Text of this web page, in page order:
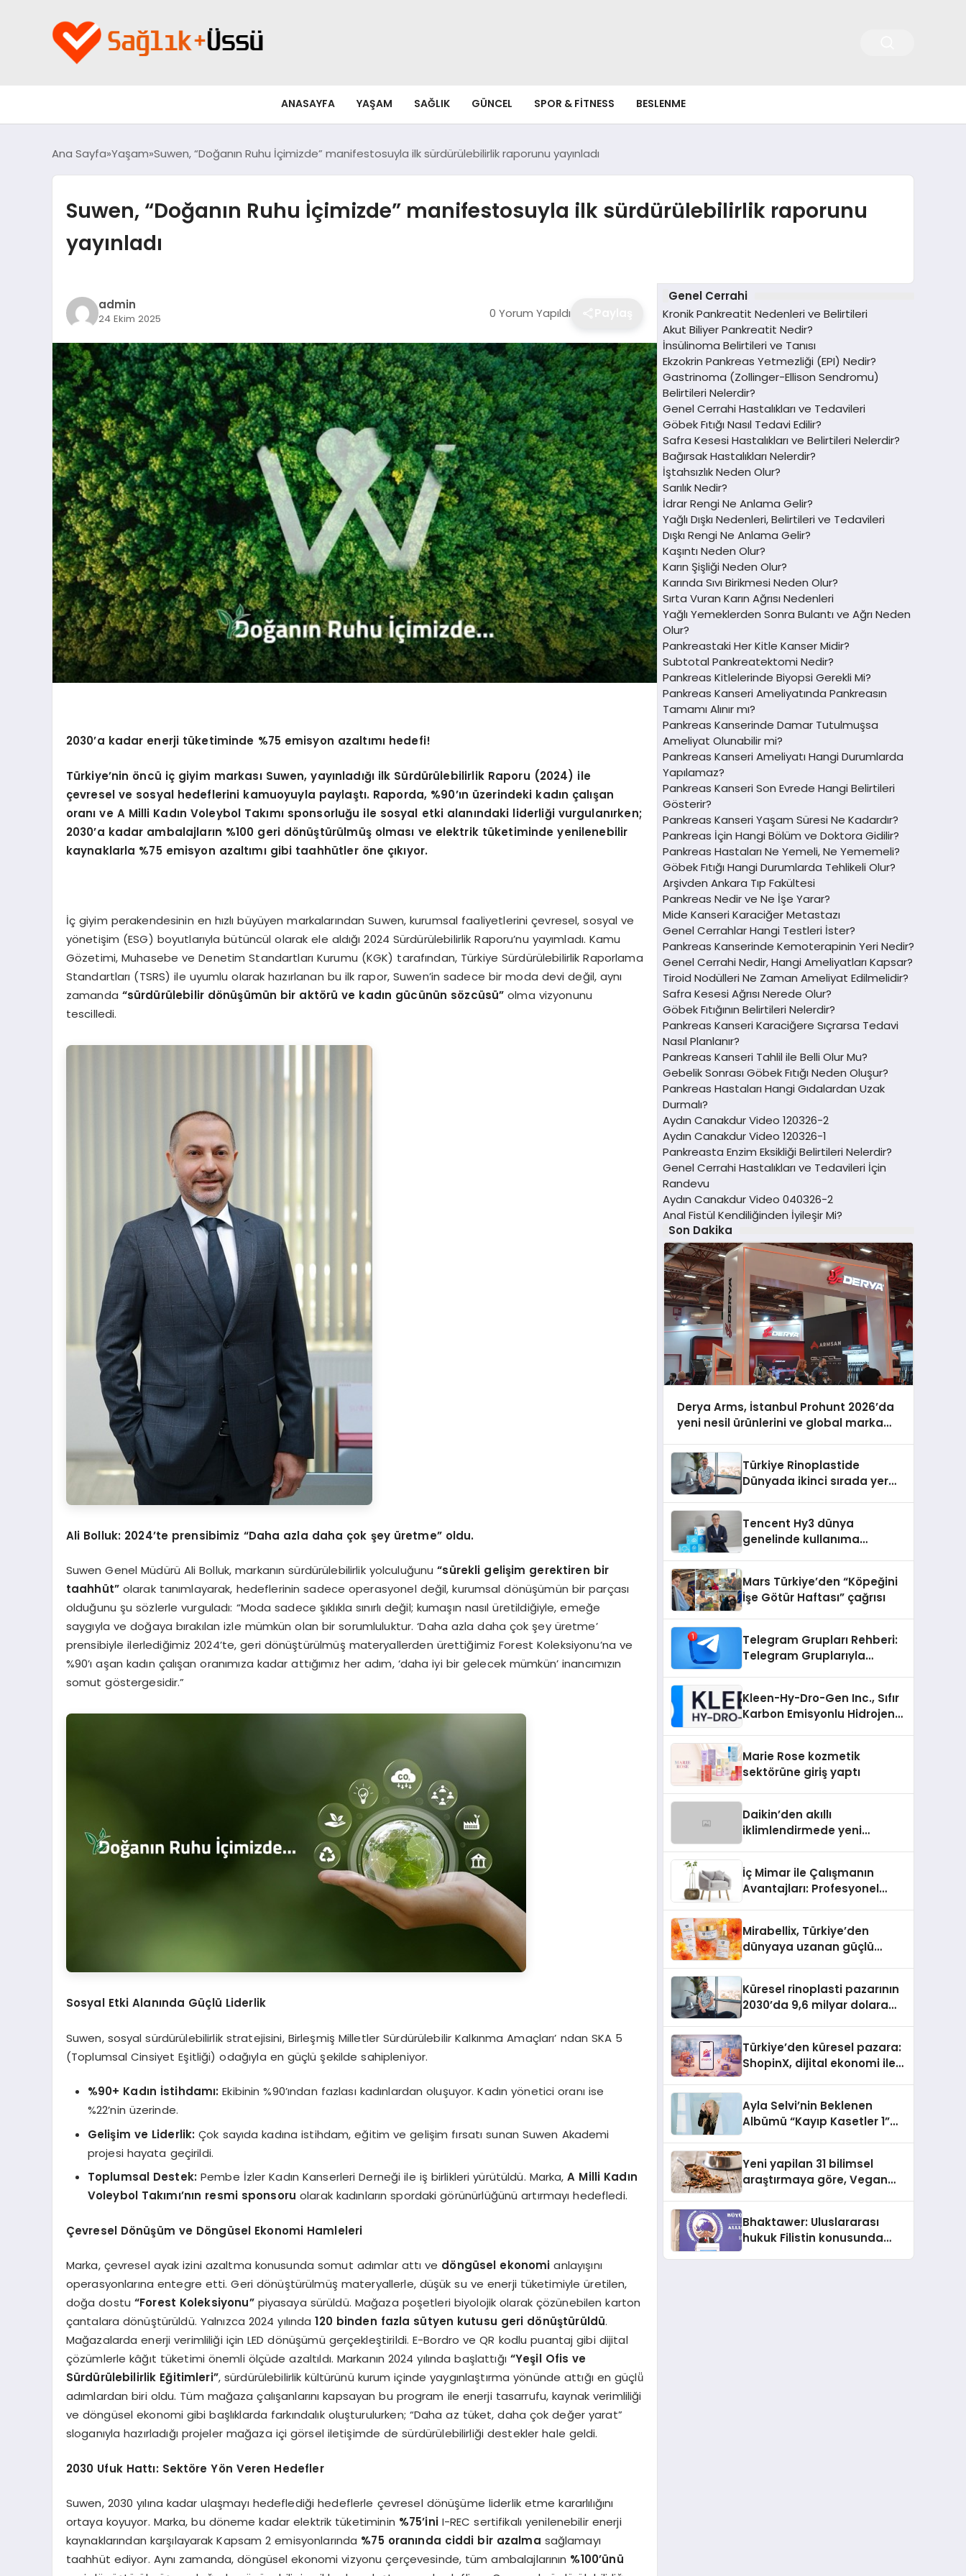
ANASAYFA YAŞAM SAĞLIK GÜNCEL SPOR & FITNESS BESLENME
Ana Sayfa Yaşam Suwen, “Doğanın Ruhu İçimizde” manifestosuyla ilk sürdürülebilirlik raporunu yayınladı
Suwen, “Doğanın Ruhu İçimizde” manifestosuyla ilk sürdürülebilirlik raporunu
yayınladı
admin
24 Ekim 2025 0 Yorum Yapıldı
2030’a kadar enerji tüketiminde %75 emisyon azaltımı hedefi!
Türkiye’nin öncü iç giyim markası Suwen, yayınladığı ilk Sürdürülebilirlik Raporu (2024) ile
çevresel ve sosyal hedeflerini kamuoyuyla paylaştı. Raporda, %90’ın üzerindeki kadın çalışan
oranı ve A Milli Kadın Voleybol Takımı sponsorluğu ile sosyal etki alanındaki liderliği vurgulanırken;
2030’a kadar ambalajların %100 geri dönüştürülmüş olması ve elektrik tüketiminde yenilenebilir
kaynaklarla %75 emisyon azaltımı gibi taahhütler öne çıkıyor.
İç giyim perakendesinin en hızlı büyüyen markalarından Suwen, kurumsal faaliyetlerini çevresel, sosyal ve
yönetişim (ESG) boyutlarıyla bütüncül olarak ele aldığı 2024 Sürdürülebilirlik Raporu’nu yayımladı. Kamu
Gözetimi, Muhasebe ve Denetim Standartları Kurumu (KGK) tarafından, Türkiye Sürdürülebilirlik Raporlama
Standartları (TSRS) ile uyumlu olarak hazırlanan bu ilk rapor, Suwen’in sadece bir moda devi değil, aynı
zamanda “sürdürülebilir dönüşümün bir aktörü ve kadın gücünün sözcüsü” olma vizyonunu
tescilledi.
Ali Bolluk: 2024’te prensibimiz “Daha azla daha çok şey üretme” oldu.
Suwen Genel Müdürü Ali Bolluk, markanın sürdürülebilirlik yolculuğunu“sürekli gelişim gerektiren bir
taahhüt”olarak tanımlayarak, hedeflerinin sadece operasyonel değil, kurumsal dönüşümün bir parçası
olduğunu şu sözlerle vurguladı: “Moda sadece şıklıkla sınırlı değil; kumaşın nasıl üretildiğiyle, emeğe
saygıyla ve doğaya bırakılan izle mümkün olan bir sorumluluktur. ‘Daha azla daha çok şey üretme’
prensibiyle ilerlediğimiz 2024’te, geri dönüştürülmüş materyallerden ürettiğimiz Forest Koleksiyonu’na ve
%90’ı aşan kadın çalışan oranımıza kadar attığımız her adım, ‘daha iyi bir gelecek mümkün’ inancımızın
somut göstergesidir.”
Sosyal Etki Alanında Güçlü Liderlik
Suwen, sosyal sürdürülebilirlik stratejisini, Birleşmiş Milletler Sürdürülebilir Kalkınma Amaçları’ ndan SKA 5
(Toplumsal Cinsiyet Eşitliği) odağıyla en güçlü şekilde sahipleniyor.
%90+ Kadın İstihdamı: Ekibinin %90’ından fazlası kadınlardan oluşuyor. Kadın yönetici oranı ise
%22’nin üzerinde.
Gelişim ve Liderlik: Çok sayıda kadına istihdam, eğitim ve gelişim fırsatı sunan Suwen Akademi
projesi hayata geçirildi.
Toplumsal Destek: Pembe İzler Kadın Kanserleri Derneği ile iş birlikleri yürütüldü. Marka,A Milli Kadın
Voleybol Takımı’nın resmi sponsoru olarak kadınların spordaki görünürlüğünü artırmayı hedefledi.
Çevresel Dönüşüm ve Döngüsel Ekonomi Hamleleri
Marka, çevresel ayak izini azaltma konusunda somut adımlar attı ve döngüsel ekonomi anlayışını
operasyonlarına entegre etti. Geri dönüştürülmüş materyallerle, düşük su ve enerji tüketimiyle üretilen,
doğa dostu “Forest Koleksiyonu”piyasaya sürüldü. Mağaza poşetleri biyolojik olarak çözünebilen karton
çantalara dönüştürüldü. Yalnızca 2024 yılında120 binden fazla sütyen kutusu geri dönüştürüldü.
Mağazalarda enerji verimliliği için LED dönüşümü gerçekleştirildi. E-Bordro ve QR kodlu puantaj gibi dijital
çözümlerle kâğıt tüketimi önemli ölçüde azaltıldı. Markanın 2024 yılında başlattığı “Yeşil Ofis ve
Sürdürülebilirlik Eğitimleri”, sürdürülebilirlik kültürünü kurum içinde yaygınlaştırma yönünde attığı en güçlü̈
adımlardan biri oldu. Tüm mağaza çalışanlarını kapsayan bu program ile enerji tasarrufu, kaynak verimliliği
ve döngüsel ekonomi gibi başlıklarda farkındalık oluşturulurken; “Daha az tüket, daha çok değer yarat”
sloganıyla hazırladığı projeler mağaza içi görsel iletişimde de sürdürülebilirliği destekler hale geldi.
2030 Ufuk Hattı: Sektöre Yön Veren Hedefler
Suwen, 2030 yılına kadar ulaşmayı hedeflediği hedeflerle çevresel dönüşüme liderlik etme kararlılığını
ortaya koyuyor. Marka, bu döneme kadar elektrik tüketiminin %75’iniI-REC sertifikalı yenilenebilir enerji
kaynaklarından karşılayarak Kapsam 2 emisyonlarında %75 oranında ciddi bir azalma sağlamayı
taahhüt ediyor. Aynı zamanda, döngüsel ekonomi vizyonu çerçevesinde, tüm ambalajlarının %100’ünü
Genel Cerrahi
Kronik Pankreatit Nedenleri ve Belirtileri
Akut Biliyer Pankreatit Nedir?
İnsülinoma Belirtileri ve Tanısı
Ekzokrin Pankreas Yetmezliği (EPI) Nedir?
Gastrinoma (Zollinger-Ellison Sendromu)
Belirtileri Nelerdir?
Genel Cerrahi Hastalıkları ve Tedavileri
Göbek Fıtığı Nasıl Tedavi Edilir?
Safra Kesesi Hastalıkları ve Belirtileri Nelerdir?
Bağırsak Hastalıkları Nelerdir?
İştahsızlık Neden Olur?
Sarılık Nedir?
İdrar Rengi Ne Anlama Gelir?
Yağlı Dışkı Nedenleri, Belirtileri ve Tedavileri
Dışkı Rengi Ne Anlama Gelir?
Kaşıntı Neden Olur?
Karın Şişliği Neden Olur?
Karında Sıvı Birikmesi Neden Olur?
Sırta Vuran Karın Ağrısı Nedenleri
Yağlı Yemeklerden Sonra Bulantı ve Ağrı Neden
Olur?
Pankreastaki Her Kitle Kanser Midir?
Subtotal Pankreatektomi Nedir?
Pankreas Kitlelerinde Biyopsi Gerekli Mi?
Pankreas Kanseri Ameliyatında Pankreasın
Tamamı Alınır mı?
Pankreas Kanserinde Damar Tutulmuşsa
Ameliyat Olunabilir mi?
Pankreas Kanseri Ameliyatı Hangi Durumlarda
Yapılamaz?
Pankreas Kanseri Son Evrede Hangi Belirtileri
Gösterir?
Pankreas Kanseri Yaşam Süresi Ne Kadardır?
Pankreas İçin Hangi Bölüm ve Doktora Gidilir?
Pankreas Hastaları Ne Yemeli, Ne Yememeli?
Göbek Fıtığı Hangi Durumlarda Tehlikeli Olur?
Arşivden Ankara Tıp Fakültesi
Pankreas Nedir ve Ne İşe Yarar?
Mide Kanseri Karaciğer Metastazı
Genel Cerrahlar Hangi Testleri İster?
Pankreas Kanserinde Kemoterapinin Yeri Nedir?
Genel Cerrahi Nedir, Hangi Ameliyatları Kapsar?
Tiroid Nodülleri Ne Zaman Ameliyat Edilmelidir?
Safra Kesesi Ağrısı Nerede Olur?
Göbek Fıtığının Belirtileri Nelerdir?
Pankreas Kanseri Karaciğere Sıçrarsa Tedavi
Nasıl Planlanır?
Pankreas Kanseri Tahlil ile Belli Olur Mu?
Gebelik Sonrası Göbek Fıtığı Neden Oluşur?
Pankreas Hastaları Hangi Gıdalardan Uzak
Durmalı?
Aydın Canakdur Video 120326-2
Aydın Canakdur Video 120326-1
Pankreasta Enzim Eksikliği Belirtileri Nelerdir?
Genel Cerrahi Hastalıkları ve Tedavileri İçin
Randevu
Aydın Canakdur Video 040326-2
Anal Fistül Kendiliğinden İyileşir Mi?
Son Dakika
Derya Arms, İstanbul Prohunt 2026’da
yeni nesil ürünlerini ve global marka
Türkiye Rinoplastide
Dünyada ikinci sırada yer
Tencent Hy3 dünya
genelinde kullanıma
Mars Türkiye’den “Köpeğini
İşe Götür Haftası” çağrısı
Telegram Grupları Rehberi:
Telegram Gruplarıyla
Kleen-Hy-Dro-Gen Inc., Sıfır
Karbon Emisyonlu Hidrojen
Aldı
Marie Rose kozmetik
sektörüne giriş yaptı
Daikin’den akıllı
iklimlendirmede yeni
İç Mimar ile Çalışmanın
Avantajları: Profesyonel
Mirabellix, Türkiye’den
dünyaya uzanan güçlü
Küresel rinoplasti pazarının
2030’da 9,6 milyar dolara
Türkiye’den küresel pazara:
ShopinX, dijital ekonomi ile
Ayla Selvi’nin Beklenen
Albümü “Kayıp Kasetler 1”
Yeni yapilan 31 bilimsel
araştırmaya göre, Vegan
Sindirildiğini Ortaya Koydu
Bhaktawer: Uluslararası
hukuk Filistin konusunda